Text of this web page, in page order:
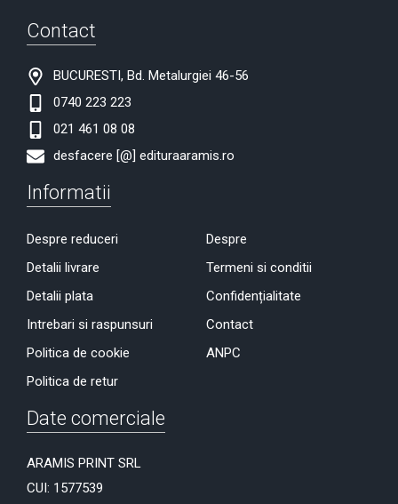
Contact
BUCURESTI, Bd. Metalurgiei 46-56
0740 223 223
021 461 08 08
desfacere [@] edituraaramis.ro
Informatii
Despre reduceri
Detalii livrare
Detalii plata
Intrebari si raspunsuri
Politica de cookie
Politica de retur
Despre
Termeni si conditii
Confidențialitate
Contact
ANPC
Date comerciale
ARAMIS PRINT SRL
CUI: 1577539